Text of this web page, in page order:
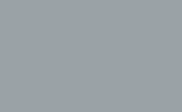
von
zu registrieren.
Daten dabei an den
übermittelt
jeweiligen
Registrierung